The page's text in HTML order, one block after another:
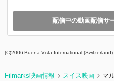
配信中の動画配信サ
(C)2006 Buena Vista International (Switzerland)
Filmarks映画情報 スイス映画
マ